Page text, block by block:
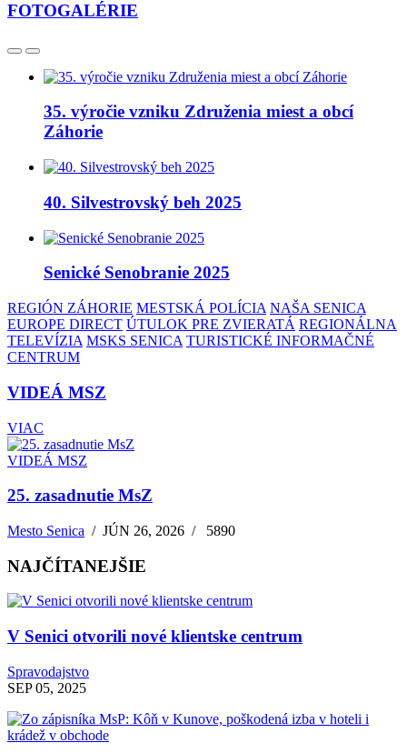
FOTOGALÉRIE
35. výročie vzniku Združenia miest a obcí
Záhorie
40. Silvestrovský beh 2025
Senické Senobranie 2025
REGIÓN ZÁHORIE MESTSKÁ POLÍCIA NAŠA SENICA
EUROPE DIRECT ÚTULOK PRE ZVIERATÁ REGIONÁLNA
TELEVÍZIA MSKS SENICA TURISTICKÉ INFORMAČNÉ
CENTRUM
VIDEÁ MSZ
VIAC
VIDEÁ MSZ
25. zasadnutie MsZ
Mesto Senica /JÚN 26, 2026 / 5890
NAJČÍTANEJŠIE
V Senici otvorili nové klientske centrum
Spravodajstvo
SEP 05, 2025